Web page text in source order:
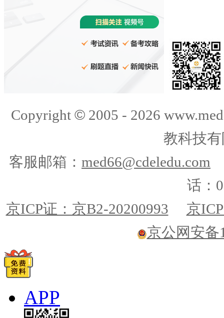
Copyright ©2005 - 2026
教科技
客服邮箱： med66@cdeledu.com
话：
京ICP证：京B2-20200993
京
京公网安备
APP